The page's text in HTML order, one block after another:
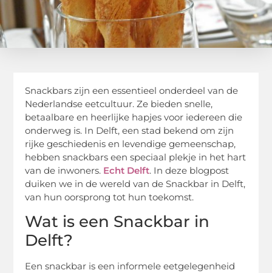
Snackbars zijn een essentieel onderdeel van de
Nederlandse eetcultuur. Ze bieden snelle,
betaalbare en heerlijke hapjes voor iedereen die
onderweg is. In Delft, een stad bekend om zijn
rijke geschiedenis en levendige gemeenschap,
hebben snackbars een speciaal plekje in het hart
van de inwoners. Echt Delft. In deze blogpost
duiken we in de wereld van de Snackbar in Delft,
van hun oorsprong tot hun toekomst.
Wat is een Snackbar in
Delft?
Een snackbar is een informele eetgelegenheid